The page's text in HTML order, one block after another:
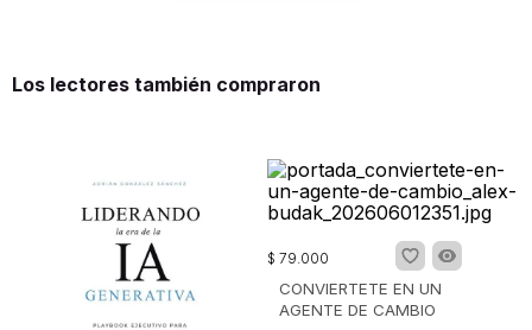
Los lectores también compraron
$ 79.000
CONVIERTETE EN UN
AGENTE DE CAMBIO